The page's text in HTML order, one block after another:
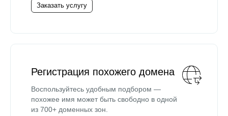
Заказать услугу
Регистрация похожего домена
Воспользуйтесь удобным подбором —
похожее имя может быть свободно в одной
из 700+ доменных зон.